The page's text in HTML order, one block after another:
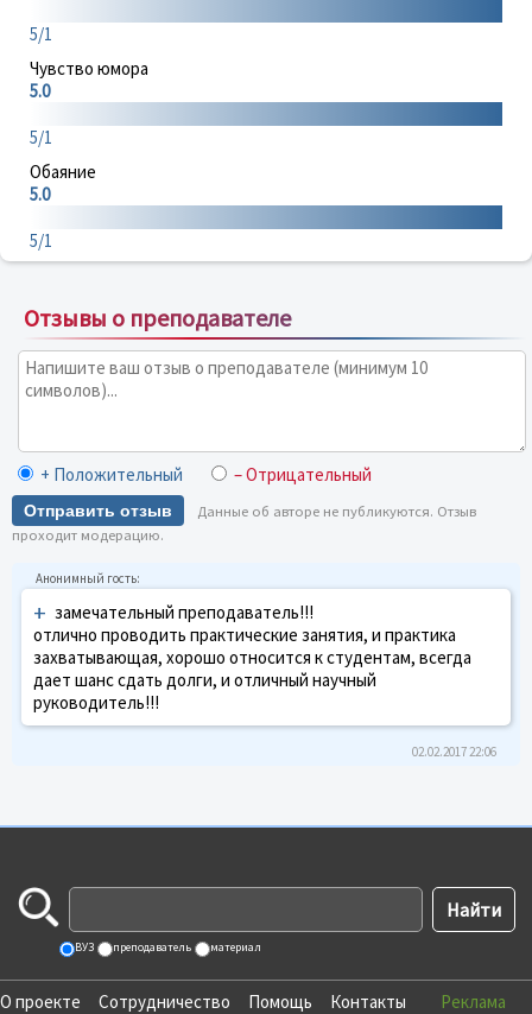
5/1
Чувство юмора
5.0
5/1
Обаяние
5.0
5/1
Отзывы о преподавателе
+ Положительный – Отрицательный
Отправить отзыв
Данные об авторе не публикуются. Отзыв
проходит модерацию.
+ замечательный преподаватель!!!
отлично проводить практические занятия, и практика
захватывающая, хорошо относится к студентам, всегда
дает шанс сдать долги, и отличный научный
руководитель!!!
02.02.2017 22:06
ВУЗ преподаватель материал
О проекте Сотрудничество Помощь Контакты Реклама